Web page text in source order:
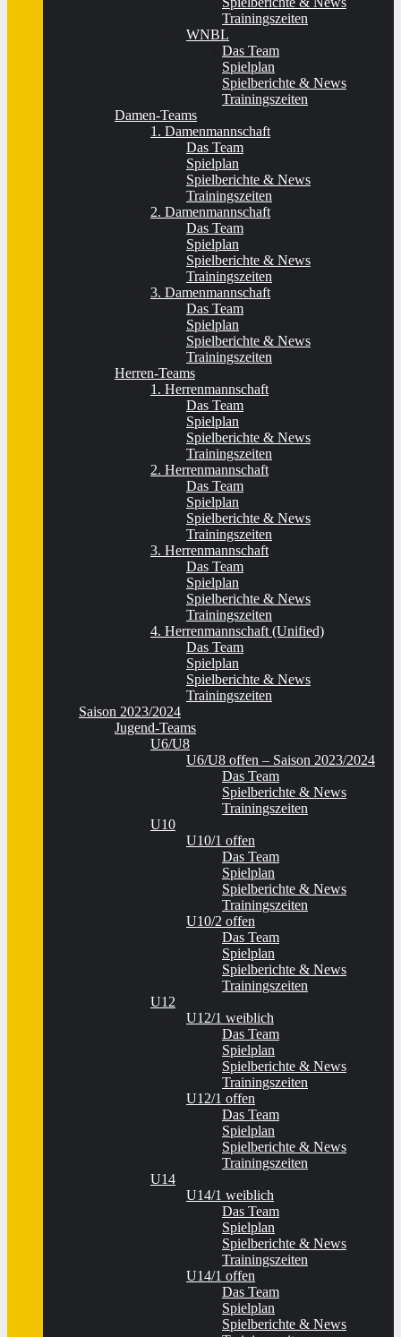
Trainingszeiten
WNBL
Das Team
Spielplan
Spielberichte & News
Trainingszeiten
Damen-Teams
1. Damenmannschaft
Das Team
Spielplan
Spielberichte & News
Trainingszeiten
2. Damenmannschaft
Das Team
Spielplan
Spielberichte & News
Trainingszeiten
3. Damenmannschaft
Das Team
Spielplan
Spielberichte & News
Trainingszeiten
Herren-Teams
1. Herrenmannschaft
Das Team
Spielplan
Spielberichte & News
Trainingszeiten
2. Herrenmannschaft
Das Team
Spielplan
Spielberichte & News
Trainingszeiten
3. Herrenmannschaft
Das Team
Spielplan
Spielberichte & News
Trainingszeiten
4. Herrenmannschaft (Unified)
Das Team
Spielplan
Spielberichte & News
Trainingszeiten
Saison 2023/2024
Jugend-Teams
U6/U8
U6/U8 offen – Saison 2023/2024
Das Team
Spielberichte & News
Trainingszeiten
U10
U10/1 offen
Das Team
Spielplan
Spielberichte & News
Trainingszeiten
U10/2 offen
Das Team
Spielplan
Spielberichte & News
Trainingszeiten
U12
U12/1 weiblich
Das Team
Spielplan
Spielberichte & News
Trainingszeiten
U12/1 offen
Das Team
Spielplan
Spielberichte & News
Trainingszeiten
U14
U14/1 weiblich
Das Team
Spielplan
Spielberichte & News
Trainingszeiten
U14/1 offen
Das Team
Spielplan
Spielberichte & News